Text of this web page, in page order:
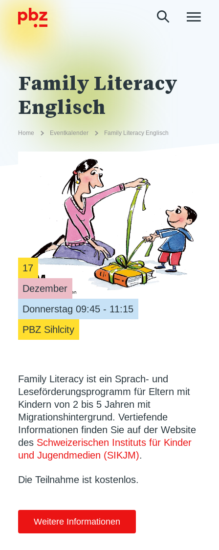
Family Literacy
Englisch
Home Eventkalender Family Literacy Englisch
17
Dezember
Donnerstag 09:45 - 11:15
PBZ Sihlcity
Family Literacy ist ein Sprach- und
Leseförderungsprogramm für Eltern mit
Kindern von 2 bis 5 Jahren mit
Migrationshintergrund. Vertiefende
Informationen finden Sie auf der Website
des Schweizerischen Instituts für Kinder
und Jugendmedien (SIKJM).
Die Teilnahme ist kostenlos.
Weitere Informationen